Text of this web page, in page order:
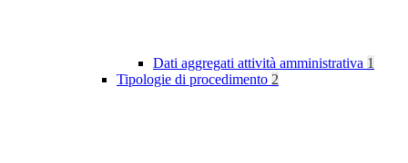
Dati aggregati attività amministrativa 1
Tipologie di procedimento 2